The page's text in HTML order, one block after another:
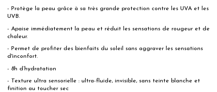
- Protège la peau grâce à sa très grande protection contre les UVA et les
UVB.
- Apaise immédiatement la peau et réduit les sensations de rougeur et de
chaleur.
- Permet de profiter des bienfaits du soleil sans aggraver les sensations
d'inconfort.
- 8h d’hydratation
- Texture ultra sensorielle : ultra-fluide, invisible, sans teinte blanche et
finition au toucher sec